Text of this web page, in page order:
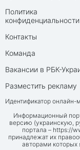
Политика
конфиденциальности
Контакты
Команда
Вакансии в РБК-
Разместить рекламу
Идентификатор
Информационный
версию (украинскую,
портала – https://
принадлежат их
авторами